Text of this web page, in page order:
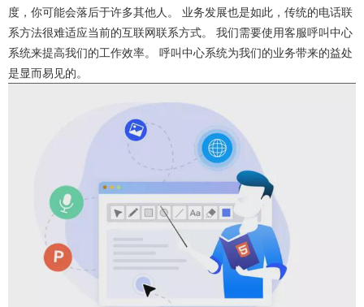
度，你可能会落后于许多其他人。 业务发展也是如此，传统的电话联
系方法很难适应当前的互联网联系方式。 我们需要使用客服呼叫中心
系统来提高我们的工作效率。 呼叫中心系统为我们的业务带来的益处
是显而易见的。